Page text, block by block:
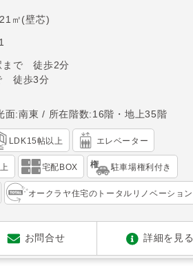
㎡(壁芯)
まで 徒歩2分
徒歩3分
面:南東 所在階数:16階・地上35階
LDK15帖以上 エレベーター
宅配BOX 駐車場権利付き
オークラヤ住宅のトータルリノベーション
お問合せ 詳細を見る